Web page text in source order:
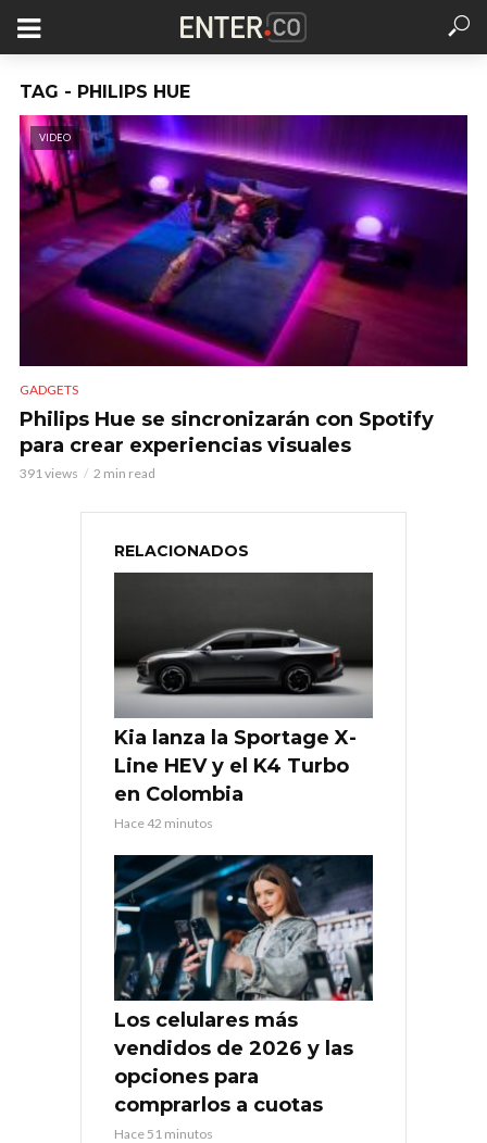
TAG - PHILIPS HUE
VIDEO
GADGETS
Philips Hue se sincronizarán con Spotify
para crear experiencias visuales
391 views 2 min read
RELACIONADOS
Kia lanza la Sportage X-
Line HEV y el K4 Turbo
en Colombia
Hace 42 minutos
Los celulares más
vendidos de 2026 y las
opciones para
comprarlos a cuotas
Hace 51 minutos